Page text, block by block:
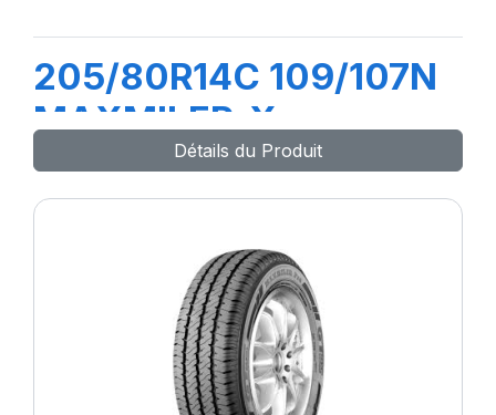
205/80R14C 109/107N
MAXMILER-X
Détails du Produit